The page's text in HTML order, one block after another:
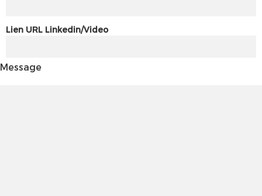
Lien URL Linkedin/Video
Message